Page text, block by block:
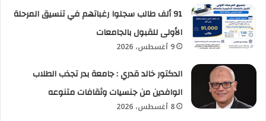
91 ألف طالب سجلوا رغباتهم في تنسيق المرحلة
الأولى للقبول بالجامعات
9 أغسطس، 2026
الدكتور خالد قدري : جامعة بدر تجذب الطلاب
الوافدين من جنسيات وثقافات متنوعه
8 أغسطس، 2026